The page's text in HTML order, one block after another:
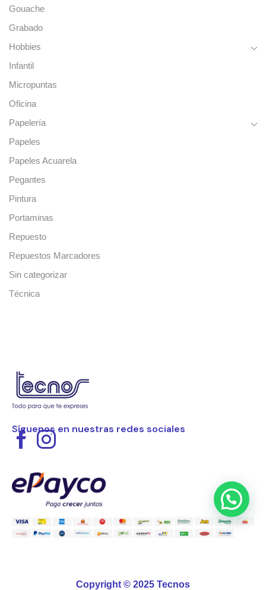
Gouache
Grabado
Hobbies
Infantil
Micropuntas
Oficina
Papelería
Papeles
Papeles Acuarela
Pegantes
Pintura
Portaminas
Repuesto
Repuestos Marcadores
Sin categorizar
Técnica
Síguenos en nuestras redes sociales
Copyright © 2025 Tecnos